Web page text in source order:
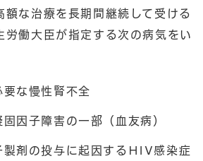
額な治療を長期間継続して受ける
労働大臣が指定する次の病気をい
要な慢性腎不全
因子障害の一部（血友病）
製剤の投与に起因するHIV感染症